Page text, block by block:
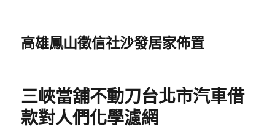
高雄鳳山徵信社沙發居家佈置
三峽當舖不動刀台北市汽車借
款對人們化學濾網